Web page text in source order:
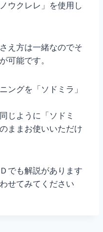
ウクレレ」を使用し
え方は一緒なのでそ
可能です。
ングを「ソドミラ」
じように「ソドミ
ままお使いいただけ
でも解説があります
せてみてください